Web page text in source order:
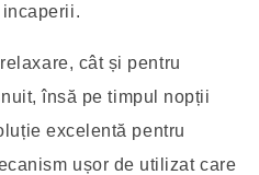
cât și pentru
însă pe timpul nopții
excelentă pentru
ușor de utilizat care